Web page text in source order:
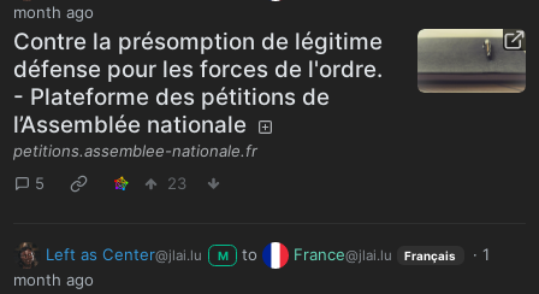
month ago
Contre la présomption de légitime
défense pour les forces de l'ordre.
- Plateforme des pétitions de
l’Assemblée nationale
petitions.assemblee-nationale.fr
5
23
Left as Center@jlai.lu M to France@jlai.lu Français ·1
month ago